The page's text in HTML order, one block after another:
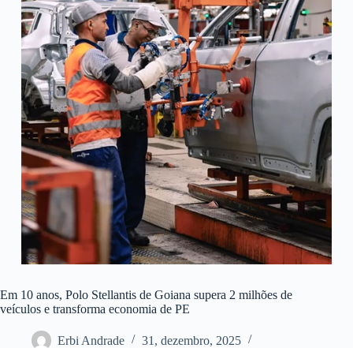
Em 10 anos, Polo Stellantis de Goiana supera 2 milhões de
veículos e transforma economia de PE
Erbi Andrade
31, dezembro, 2025